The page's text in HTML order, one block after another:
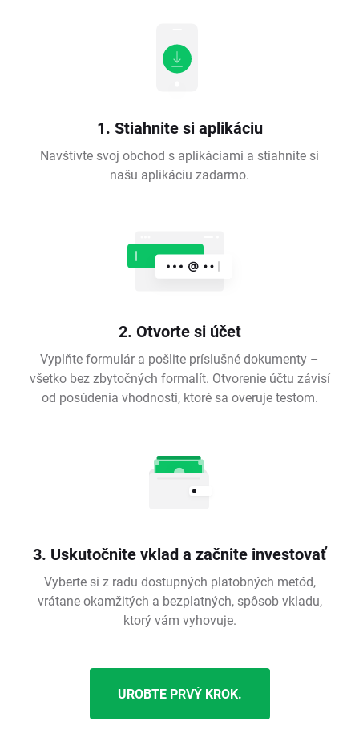
1. Stiahnite si aplikáciu
Navštívte svoj obchod s aplikáciami a stiahnite si
našu aplikáciu zadarmo.
2. Otvorte si účet
Vyplňte formulár a pošlite príslušné dokumenty –
všetko bez zbytočných formalít. Otvorenie účtu závisí
od posúdenia vhodnosti, ktoré sa overuje testom.
3. Uskutočnite vklad a začnite investovať
Vyberte si z radu dostupných platobných metód,
vrátane okamžitých a bezplatných, spôsob vkladu,
ktorý vám vyhovuje.
UROBTE PRVÝ KROK.